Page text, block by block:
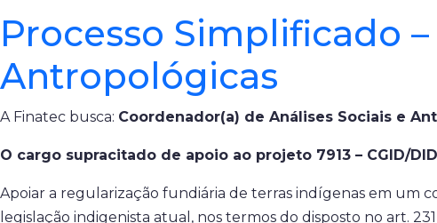
Processo Simplificado
Antropológicas
A Finatec busca: Coordenador(a) de Análises Sociais e
O cargo supracitado de apoio ao projeto 7913 – CGID/
Apoiar a regularização fundiária de terras indígenas em um
legislação indigenista atual, nos termos do disposto no art.